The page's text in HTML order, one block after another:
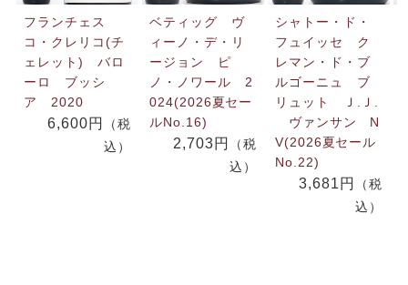
フランチェス
コ・クレリコ(チ
ェレット) バロ
ーロ ブッシ
ア 2020
6,600円
（税
込）
ベティッグ ヴ
ィーノ・デ・リ
ージョン ピ
ノ・ノワール 2
024(2026夏セー
ルNo.16)
2,703円
（税
込）
シャトー・ド・
フュイッセ ク
レマン・ド・ブ
ルゴーニュ ブ
リュット Ｊ.Ｊ.
ヴァンサン N
V(2026夏セール
No.22)
3,681円
（税
込）